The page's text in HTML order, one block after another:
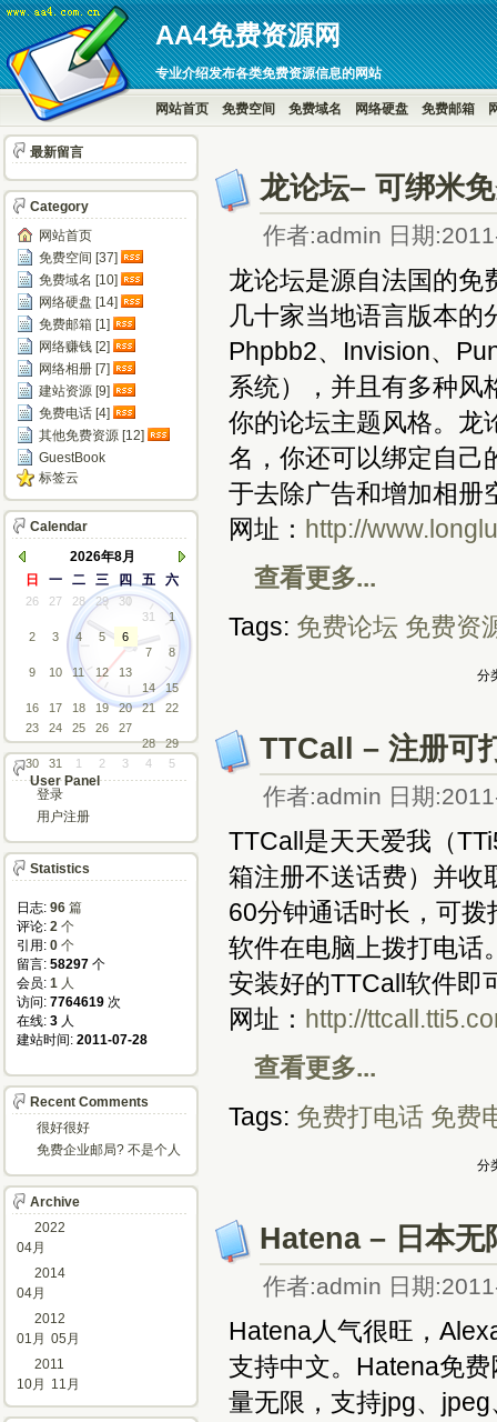
AA4免费资源网
专业介绍发布各类免费资源信息的网站
网站首页 免费空间 免费域名 网络硬盘 免费邮箱
龙论坛– 可绑米
作者:admin 日期
龙论坛是源自法国的免
几十家当地语言版本
Phpbb2、Invision、
系统），并且有多种风
你的论坛主题风格。龙
名，你还可以绑定自己
于去除广告和增加相册
网址： http://
查看更多...
Tags: 免费论坛 免费资
分
TTCall – 注册可
作者:admin 日期
TTCall是天天爱我（
箱注册不送话费）并收
60分钟通话时长，可
软件在电脑上拨打电话
安装好的TTCall软件即
网址： http://
查看更多...
Tags: 免费打电话 免费
分
Hatena – 日本无
作者:admin 日期
Hatena人气很旺，
支持中文。Hatena免
量无限，支持jpg、
最新留言
Category
网站首页
免费空间 [37]
免费域名 [10]
网络硬盘 [14]
免费邮箱 [1]
网络赚钱 [2]
网络相册 [7]
建站资源 [9]
免费电话 [4]
其他免费资源 [12]
GuestBook
标签云
Calendar
2026年8月
日
一 二 三 四 五 六
26 27 28 29
30
31
1
2
3 4 5
6
7
8
9
10 11 12
13
14
15
16
17 18 19 20 21
22
23
24 25 26
27
28
29
30
31 1 2 3 4 5
User Panel
登录
用户注册
Statistics
日志: 96 篇
评论: 2 个
引用: 0 个
留言: 58297 个
会员: 1 人
访问: 7764619 次
在线: 3 人
建站时间: 2011-07-28
Recent Comments
很好很好
免费企业邮局? 不是个人
Archive
2022
04月
2014
04月
2012
01月 05月
2011
10月
11月